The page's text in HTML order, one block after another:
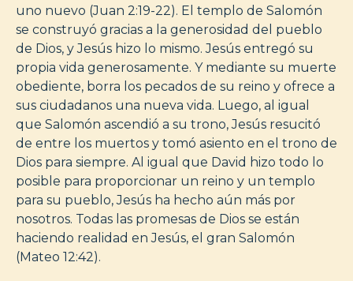
uno nuevo (Juan 2:19-22). El templo de Salomón
se construyó gracias a la generosidad del pueblo
de Dios, y Jesús hizo lo mismo. Jesús entregó su
propia vida generosamente. Y mediante su muerte
obediente, borra los pecados de su reino y ofrece a
sus ciudadanos una nueva vida. Luego, al igual
que Salomón ascendió a su trono, Jesús resucitó
de entre los muertos y tomó asiento en el trono de
Dios para siempre. Al igual que David hizo todo lo
posible para proporcionar un reino y un templo
para su pueblo, Jesús ha hecho aún más por
nosotros. Todas las promesas de Dios se están
haciendo realidad en Jesús, el gran Salomón
(Mateo 12:42).